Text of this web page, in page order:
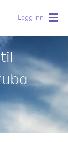
Logg Inn